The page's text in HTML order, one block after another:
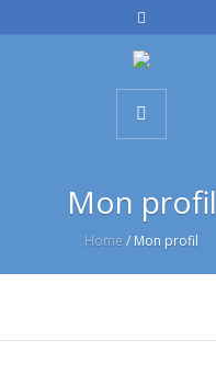
Mon profil
Home / Mon profil